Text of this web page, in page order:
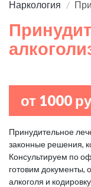
Наркология
от 1000
Принудительное
законные решения,
Консультируем по
готовим документы,
алкоголя и